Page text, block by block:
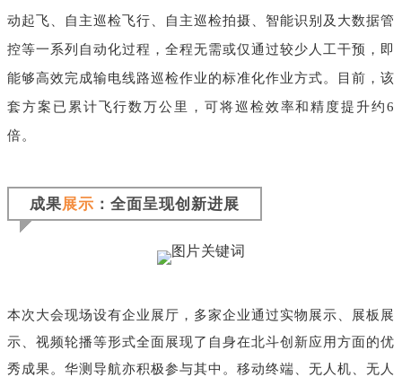
动起飞、自主巡检飞行、自主巡检拍摄、智能识别及大数据管
控等一系列自动化过程，全程无需或仅通过较少人工干预，即
能够高效完成输电线路巡检作业的标准化作业方式。目前，该
套方案已累计飞行数万公里，可将巡检效率和精度提升约6
倍。
成果展示 ：全面呈现创新进展
本次大会现场设有企业展厅，多家企业通过实物展示、展板展
示、视频轮播等形式全面展现了自身在北斗创新应用方面的优
秀成果。华测导航亦积极参与其中。移动终端、无人机、无人